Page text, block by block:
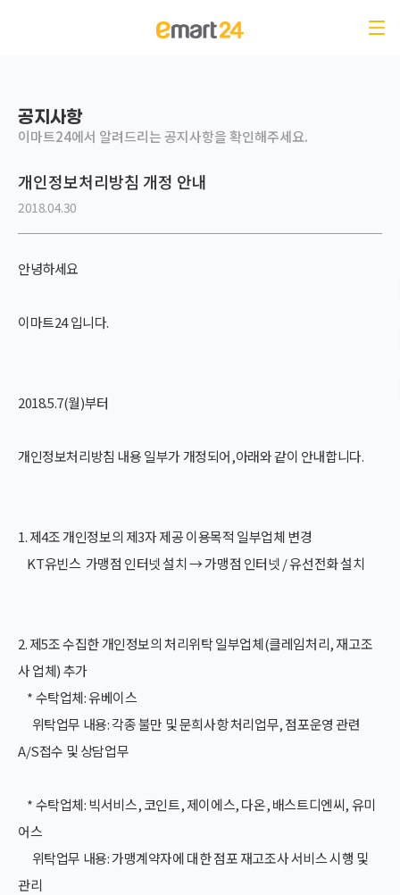
공지사항-이마트24에서 알려드리는 공지사항을 확인해주세요.
공지사항
이마트24에서 알려드리는 공지사항을 확인해주세요.
개인정보처리방침 개정 안내
2018.04.30
안녕하세요
이마트24 입니다.
2018.5.7(월)부터
개인정보처리방침 내용 일부가 개정되어,아래와 같이 안내합니다.
1. 제4조 개인정보의 제3자 제공 이용목적 일부업체 변경
KT유빈스 가맹점 인터넷 설치 → 가맹점 인터넷 /유선전화설치
2. 제5조 수집한 개인정보의 처리위탁 일부업체(클레임처리, 재고조
사 업체) 추가
* 수탁업체: 유베이스
위탁업무 내용: 각종 불만 및 문희사항 처리업무, 점포운영 관련
A/S접수 및 상담업무
* 수탁업체: 빅서비스, 코인트, 제이에스, 다온, 배스트디엔씨, 유미
어스
위탁업무 내용: 가맹계약자에 대한 점포 재고조사 서비스 시행 및
관리